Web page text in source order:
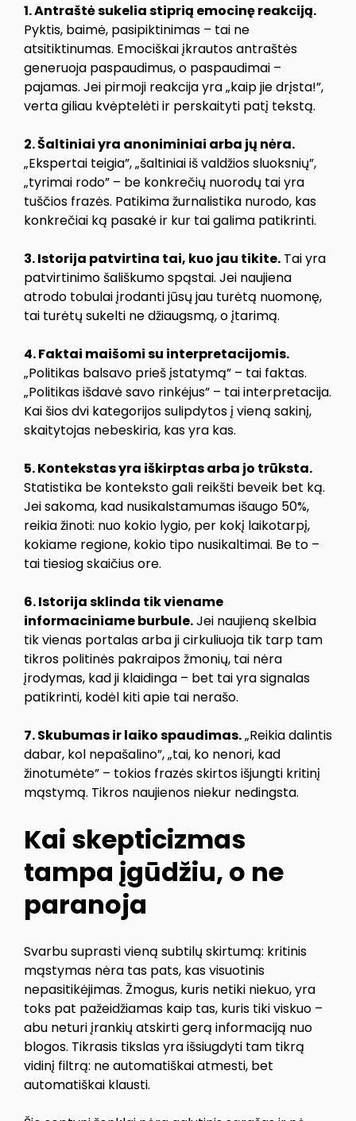
1. Antraštė sukelia stiprią emocinę reakciją.
Pyktis, baimė, pasipiktinimas – tai ne
atsitiktinumas. Emociškai įkrautos antraštės
generuoja paspaudimus, o paspaudimai –
pajamas. Jei pirmoji reakcija yra „kaip jie drįsta!”,
verta giliau kvėptelėti ir perskaityti patį tekstą.
2. Šaltiniai yra anoniminiai arba jų nėra.
„Ekspertai teigia”, „šaltiniai iš valdžios sluoksnių”,
„tyrimai rodo” – be konkrečių nuorodų tai yra
tuščios frazės. Patikima žurnalistika nurodo, kas
konkrečiai ką pasakė ir kur tai galima patikrinti.
3. Istorija patvirtina tai, kuo jau tikite. Tai yra
patvirtinimo šališkumo spąstai. Jei naujiena
atrodo tobulai įrodanti jūsų jau turėtą nuomonę,
tai turėtų sukelti ne džiaugsmą, o įtarimą.
4. Faktai maišomi su interpretacijomis.
„Politikas balsavo prieš įstatymą” – tai faktas.
„Politikas išdavė savo rinkėjus” – tai interpretacija.
Kai šios dvi kategorijos sulipdytos į vieną sakinį,
skaitytojas nebeskiria, kas yra kas.
5. Kontekstas yra iškirptas arba jo trūksta.
Statistika be konteksto gali reikšti beveik bet ką.
Jei sakoma, kad nusikalstamumas išaugo 50%,
reikia žinoti: nuo kokio lygio, per kokį laikotarpį,
kokiame regione, kokio tipo nusikaltimai. Be to –
tai tiesiog skaičius ore.
6. Istorija sklinda tik viename
informaciniame burbule.Jei naujieną skelbia
tik vienas portalas arba ji cirkuliuoja tik tarp tam
tikros politinės pakraipos žmonių, tai nėra
įrodymas, kad ji klaidinga – bet tai yra signalas
patikrinti, kodėl kiti apie tai nerašo.
7. Skubumas ir laiko spaudimas.„Reikia dalintis
dabar, kol nepašalino”, „tai, ko nenori, kad
žinotumėte” – tokios frazės skirtos išjungti kritinį
mąstymą. Tikros naujienos niekur nedingsta.
Kai skepticizmas
tampa įgūdžiu, o ne
paranoja
Svarbu suprasti vieną subtilų skirtumą: kritinis
mąstymas nėra tas pats, kas visuotinis
nepasitikėjimas. Žmogus, kuris netiki niekuo, yra
toks pat pažeidžiamas kaip tas, kuris tiki viskuo –
abu neturi įrankių atskirti gerą informaciją nuo
blogos. Tikrasis tikslas yra išsiugdyti tam tikrą
vidinį filtrą: ne automatiškai atmesti, bet
automatiškai klausti.